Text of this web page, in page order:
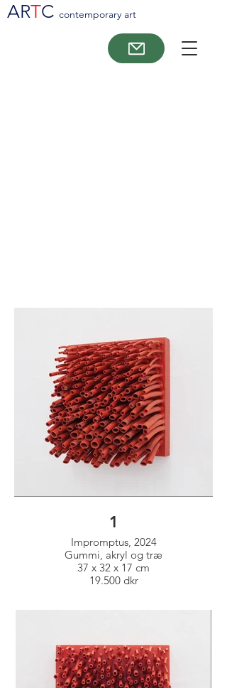
ARTC contemporary art
1
Impromptus, 2024
Gummi, akryl og træ
37 x 32 x 17 cm
19.500 dkr